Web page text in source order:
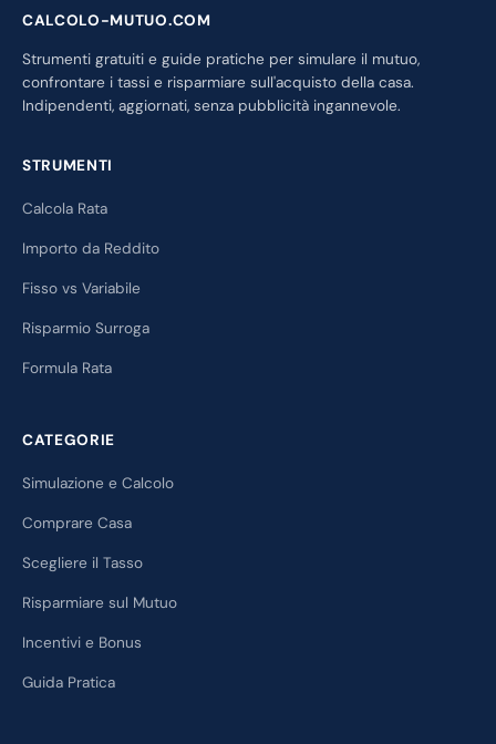
CALCOLO-MUTUO.COM
Strumenti gratuiti e guide pratiche per simulare il mutuo,
confrontare i tassi e risparmiare sull'acquisto della casa.
Indipendenti, aggiornati, senza pubblicità ingannevole.
STRUMENTI
Calcola Rata
Importo da Reddito
Fisso vs Variabile
Risparmio Surroga
Formula Rata
CATEGORIE
Simulazione e Calcolo
Comprare Casa
Scegliere il Tasso
Risparmiare sul Mutuo
Incentivi e Bonus
Guida Pratica